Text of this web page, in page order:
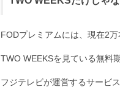
FODプレミアムには、現在2
TWO WEEKSを見ている無料
フジテレビが運営するサービ